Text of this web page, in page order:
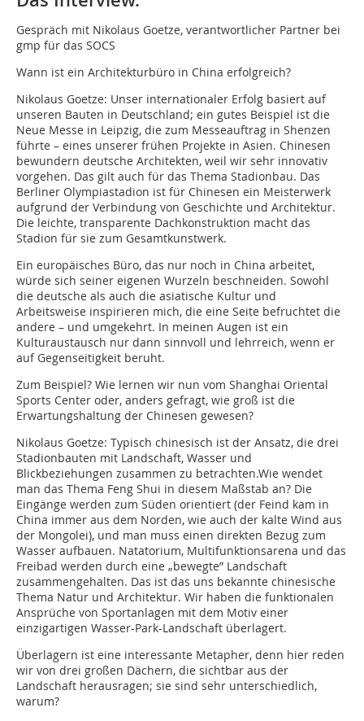
Gespräch mit Nikolaus Goetze, verantwortlicher Partner bei
gmp für das SOCS
Wann ist ein Architekturbüro in China erfolgreich?
Nikolaus Goetze: Unser internationaler Erfolg basiert auf
unseren Bauten in Deutschland; ein gutes Beispiel ist die
Neue Messe in Leipzig, die zum Messeauftrag in Shenzen
führte – eines unserer frühen Projekte in Asien. Chinesen
bewundern deutsche Architekten, weil wir sehr innovativ
vorgehen. Das gilt auch für das Thema Stadionbau. Das
Berliner Olympiastadion ist für Chinesen ein Meisterwerk
aufgrund der Verbindung von Geschichte und Architektur.
Die leichte, transparente Dachkonstruktion macht das
Stadion für sie zum Gesamtkunstwerk.
Ein europäisches Büro, das nur noch in China arbeitet,
würde sich seiner eigenen Wurzeln beschneiden. Sowohl
die deutsche als auch die asiatische Kultur und
Arbeitsweise inspirieren mich, die eine Seite befruchtet die
andere – und umgekehrt. In meinen Augen ist ein
Kulturaustausch nur dann sinnvoll und lehrreich, wenn er
auf Gegenseitigkeit beruht.
Zum Beispiel? Wie lernen wir nun vom Shanghai Oriental
Sports Center oder, anders gefragt, wie groß ist die
Erwartungshaltung der Chinesen gewesen?
Nikolaus Goetze: Typisch chinesisch ist der Ansatz, die drei
Stadionbauten mit Landschaft, Wasser und
Blickbeziehungen zusammen zu betrachten.Wie wendet
man das Thema Feng Shui in diesem Maßstab an? Die
Eingänge werden zum Süden orientiert (der Feind kam in
China immer aus dem Norden, wie auch der kalte Wind aus
der Mongolei), und man muss einen direkten Bezug zum
Wasser aufbauen. Natatorium, Multifunktionsarena und das
Freibad werden durch eine „bewegte” Landschaft
zusammengehalten. Das ist das uns bekannte chinesische
Thema Natur und Architektur. Wir haben die funktionalen
Ansprüche von Sportanlagen mit dem Motiv einer
einzigartigen Wasser-Park-Landschaft überlagert.
Überlagern ist eine interessante Metapher, denn hier reden
wir von drei großen Dächern, die sichtbar aus der
Landschaft herausragen; sie sind sehr unterschiedlich,
warum?